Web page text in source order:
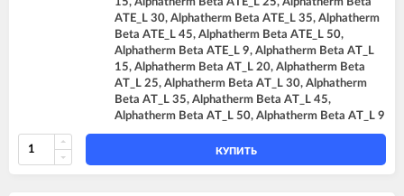
ATE_L 30, Alphatherm Beta ATE_L 35, Alphatherm
Beta ATE_L 45, Alphatherm Beta ATE_L 50,
Alphatherm Beta ATE_L 9, Alphatherm Beta AT_L
15, Alphatherm Beta AT_L 20, Alphatherm Beta
AT_L 25, Alphatherm Beta AT_L 30, Alphatherm
Beta AT_L 35, Alphatherm Beta AT_L 45,
Alphatherm Beta AT_L 50, Alphatherm Beta AT_L 9
КУПИТЬ